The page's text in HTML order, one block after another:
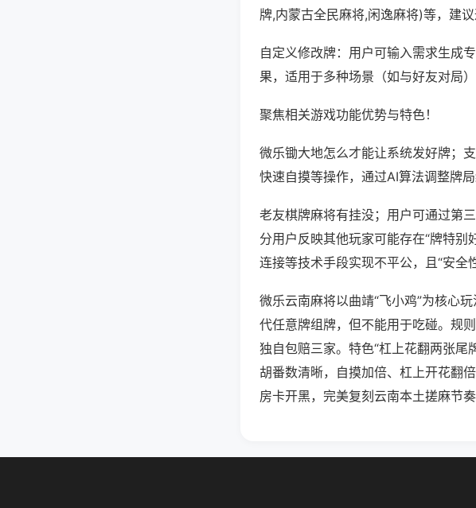
牌,内蒙古全民麻将,闲逸麻将)等，建
自定义修改牌：用户可输入需求生成
果，适用于多种场景（如与好友对局
聚焦相关游戏功能优势与特色！
微乐锄大地怎么才能让系统发好牌；
快速自摸等操作，通过AI算法调整牌局
老友棋牌麻将有挂没；用户可通过第
分用户反映其他玩家可能存在“牌特别
连接等技术手段实现不平公，且“安全性
微乐云南麻将以曲靖“飞小鸡”为核心
代任意牌组牌，但不能用于吃碰。规
独自包赔三家。特色“杠上花翻两张尾
胡番数清晰，自摸加倍、杠上开花翻
房卡开黑，完美复刻云南本土搓麻节奏